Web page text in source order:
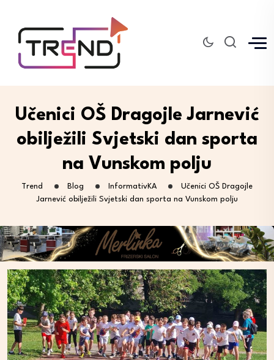
Učenici OŠ Dragojle Jarnević
obilježili Svjetski dan sporta
na Vunskom polju
Trend Blog InformativKA
Učenici OŠ Dragojle
Jarnević obilježili Svjetski dan sporta na Vunskom polju